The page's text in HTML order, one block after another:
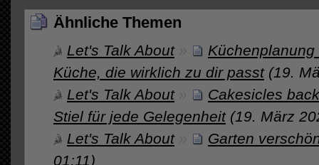
Ähnliche Themen
Let's Talk About»
Küche, die wirklich zu dir passt (19.
Let's Talk About»
Cakesicles
Stiel für jede Gelegenheit (19. März
Let's Talk About»
Garten
01:11)